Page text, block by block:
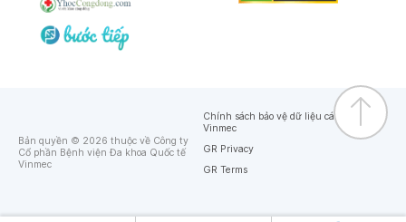
Bản quyền © 2026 thuộc về Công ty
Cổ phần Bệnh viện Đa khoa Quốc tế
Vinmec
Chính sách bảo vệ dữ liệu cá nhân của
Vinmec
GR Privacy
GR Terms